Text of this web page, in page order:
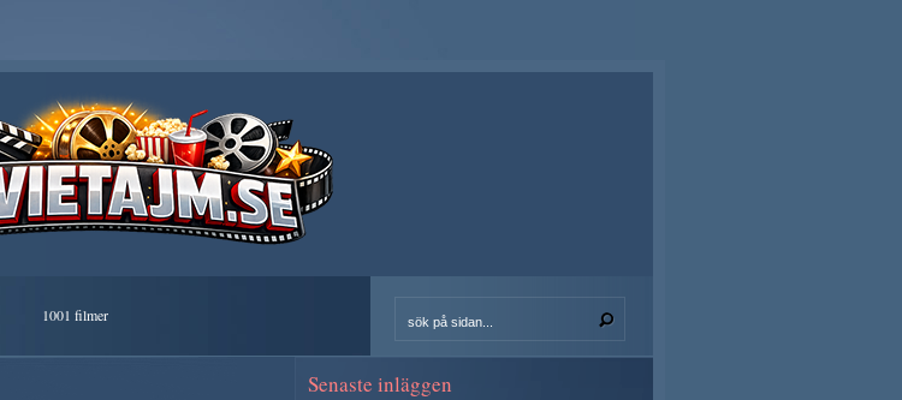
1001 filmer
Senaste inläggen